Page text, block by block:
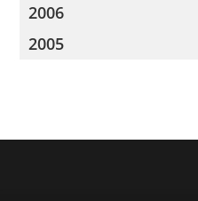
2006
2005